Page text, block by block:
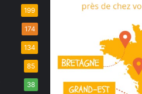
199
174
134
85
38